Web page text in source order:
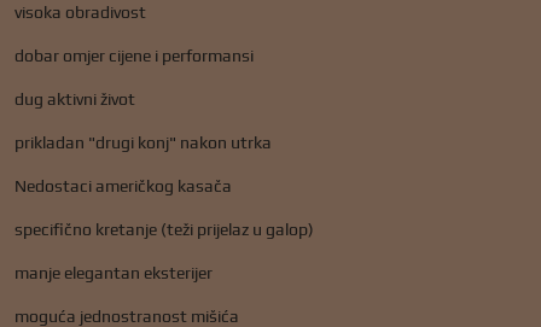
visoka obradivost
dobar omjer cijene i performansi
dug aktivni život
prikladan "drugi konj" nakon utrka
Nedostaci američkog kasača
specifično kretanje (teži prijelaz u galop)
manje elegantan eksterijer
moguća jednostranost mišića